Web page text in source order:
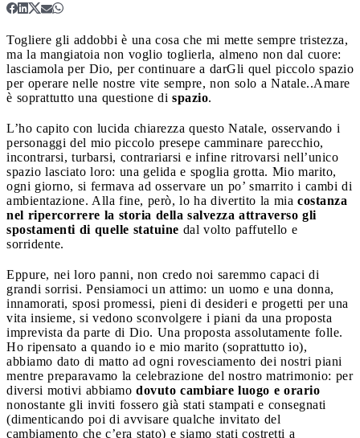
Togliere gli addobbi è una cosa che mi mette sempre tristezza,
ma la mangiatoia non voglio toglierla, almeno non dal cuore:
lasciamola per Dio, per continuare a darGli quel piccolo spazio
per operare nelle nostre vite sempre, non solo a Natale..Amare
è soprattutto una questione di spazio.
L’ho capito con lucida chiarezza questo Natale, osservando i
personaggi del mio piccolo presepe camminare parecchio,
incontrarsi, turbarsi, contrariarsi e infine ritrovarsi nell’unico
spazio lasciato loro: una gelida e spoglia grotta. Mio marito,
ogni giorno, si fermava ad osservare un po’ smarrito i cambi di
ambientazione. Alla fine, però, lo ha divertito la mia costanza
nel ripercorrere la storia della salvezza attraverso gli
spostamenti di quelle statuine dal volto paffutello e
sorridente.
Eppure, nei loro panni, non credo noi saremmo capaci di
grandi sorrisi. Pensiamoci un attimo: un uomo e una donna,
innamorati, sposi promessi, pieni di desideri e progetti per una
vita insieme, si vedono sconvolgere i piani da una proposta
imprevista da parte di Dio. Una proposta assolutamente folle.
Ho ripensato a quando io e mio marito (soprattutto io),
abbiamo dato di matto ad ogni rovesciamento dei nostri piani
mentre preparavamo la celebrazione del nostro matrimonio: per
diversi motivi abbiamo dovuto cambiare luogo e orario
nonostante gli inviti fossero già stati stampati e consegnati
(dimenticando poi di avvisare qualche invitato del
cambiamento che c’era stato) e siamo stati costretti a